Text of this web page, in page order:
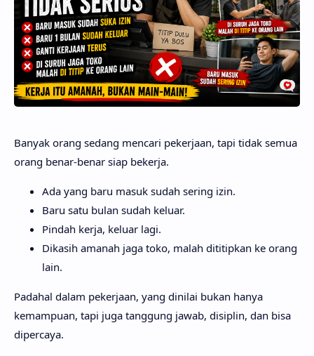
Banyak orang sedang mencari pekerjaan, tapi tidak semua
orang benar-benar siap bekerja.
Ada yang baru masuk sudah sering izin.
Baru satu bulan sudah keluar.
Pindah kerja, keluar lagi.
Dikasih amanah jaga toko, malah dititipkan ke orang
lain.
Padahal dalam pekerjaan, yang dinilai bukan hanya
kemampuan, tapi juga tanggung jawab, disiplin, dan bisa
dipercaya.